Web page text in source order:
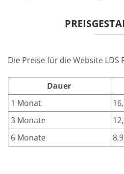
Die Preise für die Website LDS
Dauer
1 Monat
3 Monate
6 Monate